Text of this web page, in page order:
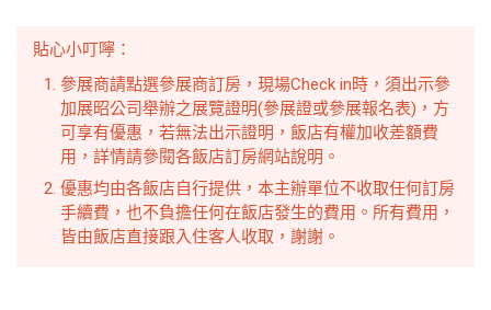
貼心小叮嚀：
參展商請點選參展商訂房，現場Check in時，須出示參
加展昭公司舉辦之展覽證明(參展證或參展報名表)，方
可享有優惠，若無法出示證明，飯店有權加收差額費
用，詳情請參閱各飯店訂房網站說明。
優惠均由各飯店自行提供，本主辦單位不收取任何訂房
手續費，也不負擔任何在飯店發生的費用。所有費用，
皆由飯店直接跟入住客人收取，謝謝。